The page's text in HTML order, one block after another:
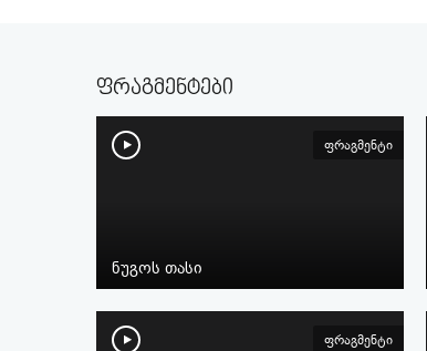
ფრაგმენტები
ფრაგმენტი
ნუგოს თასი
ფრაგმენტი